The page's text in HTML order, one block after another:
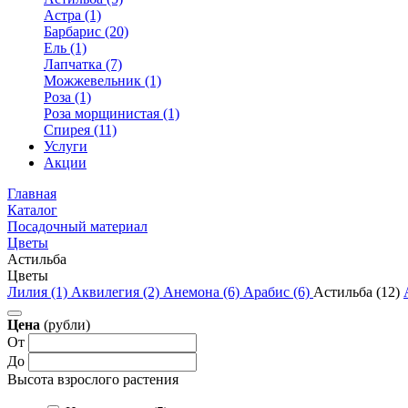
Астра (1)
Барбарис (20)
Ель (1)
Лапчатка (7)
Можжевельник (1)
Роза (1)
Роза морщинистая (1)
Спирея (11)
Услуги
Акции
Главная
Каталог
Посадочный материал
Цветы
Астильба
Цветы
Лилия (1) Аквилегия (2) Анемона (6) Арабис (6) Астильба (12)
Цена (рубли)
От
До
Высота взрослого растения